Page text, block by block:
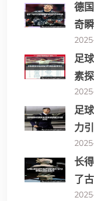
德
奇
足
素
足
力
长
了